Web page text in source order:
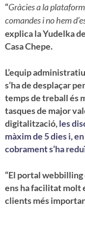
“Gràcies a la
comandes i no hem
explica la Yudelka
Casa Chepe.
L’equip
s’ha de desplaçar
temps de treball és
tasques de major
digitalització,les
màxim de 5 dies i,
cobrament s’ha
“El portal
ens ha facilitat molt
clients més